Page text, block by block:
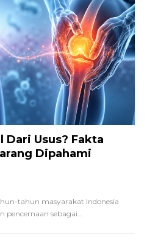
Dari Usus? Fakta
Dipahami
tahun masyarakat Indonesia
pencernaan sebagai…